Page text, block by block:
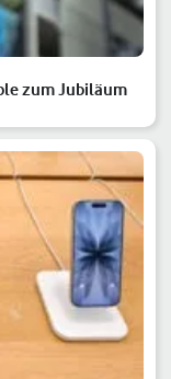
zum Jubiläum